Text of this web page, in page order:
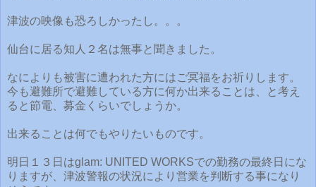
津波の映像も恐ろしかったし。。。
仙台に居る知人２名は無事と聞きました。
なによりも被害に遭われた方にはご冥福をお祈りします。
今も避難所で避難している方に何か出来ることは、と考え
ると節電、募金くらいでしょうか。
出来ることは何でもやりたいものです。
明日１３日はglam: UNITED WORKSでの勤務の最終日にな
りますが、津波警報の状況により営業を判断する事になり